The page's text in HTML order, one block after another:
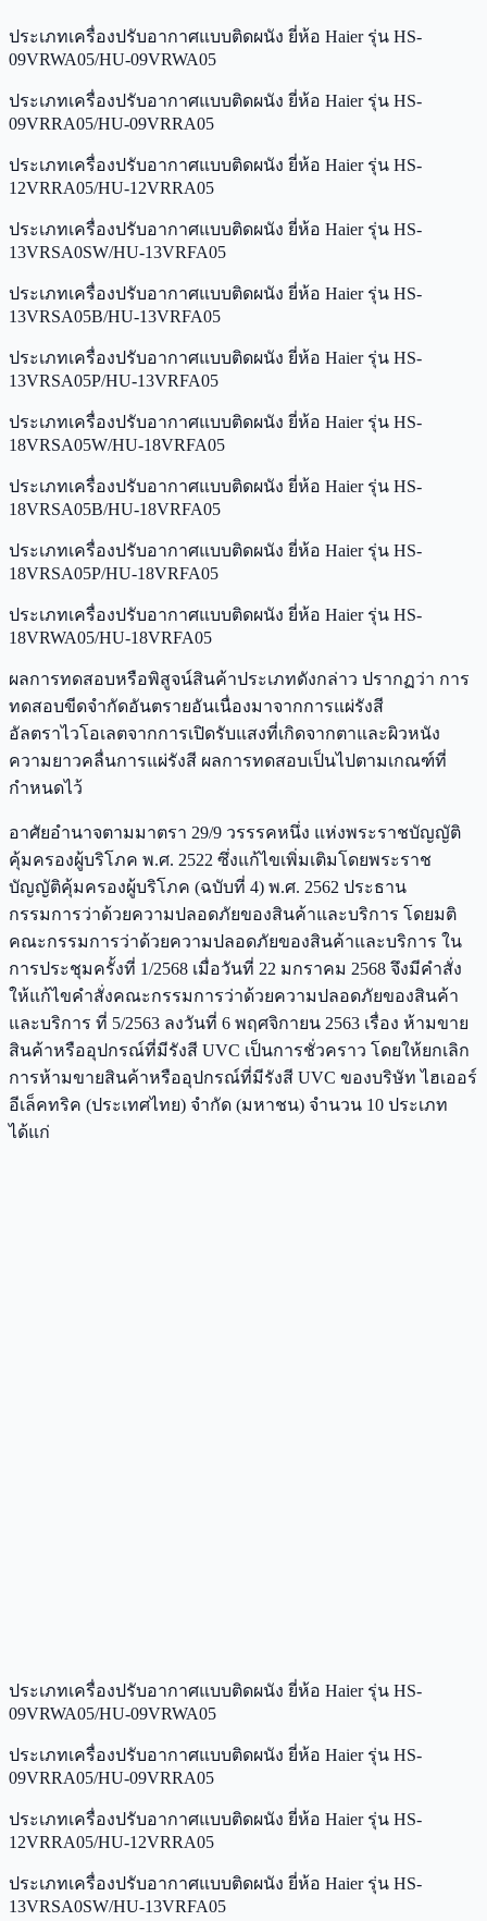
ประเภทเครื่องปรับอากาศแบบติดผนัง ยี่ห้อ Haier รุ่น HS-
09VRWA05/HU-09VRWA05
ประเภทเครื่องปรับอากาศแบบติดผนัง ยี่ห้อ Haier รุ่น HS-
09VRRA05/HU-09VRRA05
ประเภทเครื่องปรับอากาศแบบติดผนัง ยี่ห้อ Haier รุ่น HS-
12VRRA05/HU-12VRRA05
ประเภทเครื่องปรับอากาศแบบติดผนัง ยี่ห้อ Haier รุ่น HS-
13VRSA0SW/HU-13VRFA05
ประเภทเครื่องปรับอากาศแบบติดผนัง ยี่ห้อ Haier รุ่น HS-
13VRSA05B/HU-13VRFA05
ประเภทเครื่องปรับอากาศแบบติดผนัง ยี่ห้อ Haier รุ่น HS-
13VRSA05P/HU-13VRFA05
ประเภทเครื่องปรับอากาศแบบติดผนัง ยี่ห้อ Haier รุ่น HS-
18VRSA05W/HU-18VRFA05
ประเภทเครื่องปรับอากาศแบบติดผนัง ยี่ห้อ Haier รุ่น HS-
18VRSA05B/HU-18VRFA05
ประเภทเครื่องปรับอากาศแบบติดผนัง ยี่ห้อ Haier รุ่น HS-
18VRSA05P/HU-18VRFA05
ประเภทเครื่องปรับอากาศแบบติดผนัง ยี่ห้อ Haier รุ่น HS-
18VRWA05/HU-18VRFA05
ผลการทดสอบหรือพิสูจน์สินค้าประเภทดังกล่าว ปรากฏว่า การ
ทดสอบขีดจำกัดอันตรายอันเนื่องมาจากการแผ่รังสี
อัลตราไวโอเลตจากการเปิดรับแสงที่เกิดจากตาและผิวหนัง
ความยาวคลื่นการแผ่รังสี ผลการทดสอบเป็นไปตามเกณฑ์ที่
กำหนดไว้
อาศัยอำนาจตามมาตรา 29/9 วรรรคหนึ่ง แห่งพระราชบัญญัติ
คุ้มครองผู้บริโภค พ.ศ. 2522 ซึ่งแก้ไขเพิ่มเติมโดยพระราช
บัญญัติคุ้มครองผู้บริโภค (ฉบับที่ 4) พ.ศ. 2562 ประธาน
กรรมการว่าด้วยความปลอดภัยของสินค้าและบริการ โดยมติ
คณะกรรมการว่าด้วยความปลอดภัยของสินค้าและบริการ ใน
การประชุมครั้งที่ 1/2568 เมื่อวันที่ 22 มกราคม 2568 จึงมีคำสั่ง
ให้แก้ไขคำสั่งคณะกรรมการว่าด้วยความปลอดภัยของสินค้า
และบริการ ที่ 5/2563 ลงวันที่ 6 พฤศจิกายน 2563 เรื่อง ห้ามขาย
สินค้าหรืออุปกรณ์ที่มีรังสี UVC เป็นการชั่วคราว โดยให้ยกเลิก
การห้ามขายสินค้าหรืออุปกรณ์ที่มีรังสี UVC ของบริษัท ไฮเออร์
อีเล็คทริค (ประเทศไทย) จำกัด (มหาชน) จำนวน 10 ประเภท
ได้แก่
ประเภทเครื่องปรับอากาศแบบติดผนัง ยี่ห้อ Haier รุ่น HS-
09VRWA05/HU-09VRWA05
ประเภทเครื่องปรับอากาศแบบติดผนัง ยี่ห้อ Haier รุ่น HS-
09VRRA05/HU-09VRRA05
ประเภทเครื่องปรับอากาศแบบติดผนัง ยี่ห้อ Haier รุ่น HS-
12VRRA05/HU-12VRRA05
ประเภทเครื่องปรับอากาศแบบติดผนัง ยี่ห้อ Haier รุ่น HS-
13VRSA0SW/HU-13VRFA05